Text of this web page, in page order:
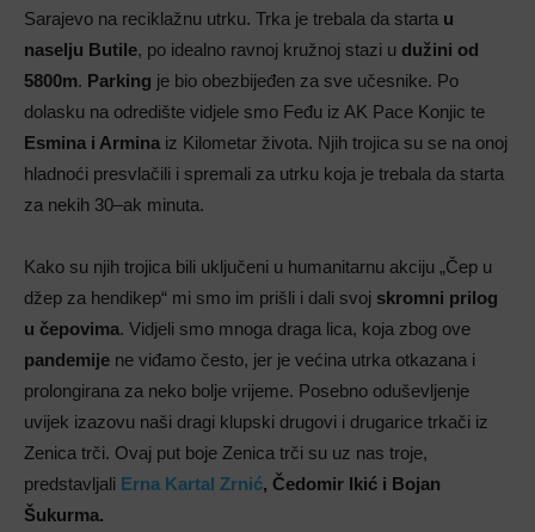
Sarajevo na reciklažnu utrku. Trka je trebala da starta u
naselju Butile, po idealno ravnoj kružnoj stazi u dužini od
5800m. Parking je bio obezbijeđen za sve učesnike. Po
dolasku na odredište vidjele smo Feđu iz AK Pace Konjic te
Esmina i Arminaiz Kilometar života. Njih trojica su se na onoj
hladnoći presvlačili i spremali za utrku koja je trebala da starta
za nekih 30–ak minuta.
Kako su njih trojica bili uključeni u humanitarnu akciju „Čep u
džep za hendikep“ mi smo im prišli i dali svoj skromni prilog
u čepovima. Vidjeli smo mnoga draga lica, koja zbog ove
pandemije ne viđamo često, jer je većina utrka otkazana i
prolongirana za neko bolje vrijeme. Posebno oduševljenje
uvijek izazovu naši dragi klupski drugovi i drugarice trkači iz
Zenica trči. Ovaj put boje Zenica trči su uz nas troje,
predstavljali Erna Kartal Zrnić, Čedomir Ikić i Bojan
Šukurma.